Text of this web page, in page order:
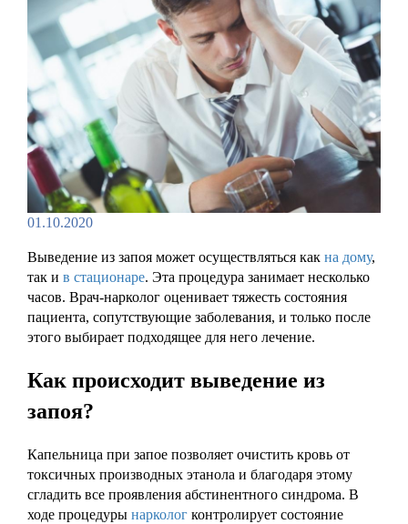
01.10.2020
Выведение из запоя может осуществляться как на дому,
так и в стационаре. Эта процедура занимает несколько
часов. Врач-нарколог оценивает тяжесть состояния
пациента, сопутствующие заболевания, и только после
этого выбирает подходящее для него лечение.
Как происходит выведение из
запоя?
Капельница при запое позволяет очистить кровь от
токсичных производных этанола и благодаря этому
сгладить все проявления абстинентного синдрома. В
ходе процедуры нарколог контролирует состояние